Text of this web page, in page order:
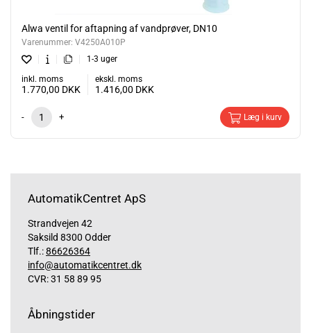
Alwa ventil for aftapning af vandprøver, DN10
Varenummer: V4250A010P
1-3 uger
inkl. moms
1.770,00 DKK
ekskl. moms
1.416,00 DKK
- + Læg i kurv
AutomatikCentret ApS
Strandvejen 42
Saksild 8300 Odder
Tlf.:86626364
info@automatikcentret.dk
CVR: 31 58 89 95
Åbningstider